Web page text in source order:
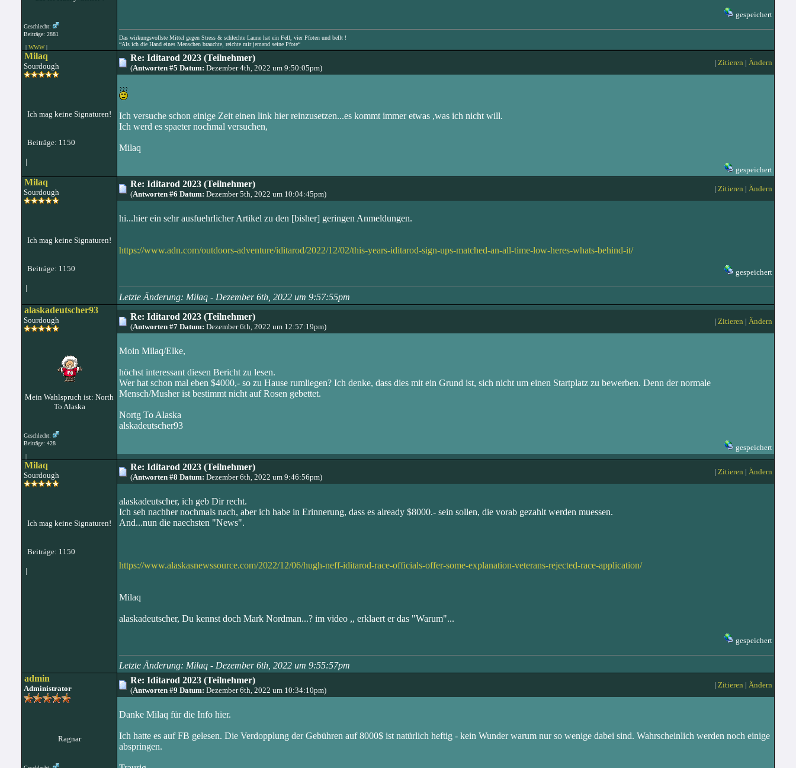
Geschlecht:
Beiträge: 2881
| WWW|
gespeichert
Das wirkungsvollste Mittel gegen Stress & schlechte Laune hat ein Fell, vier Pfoten und bellt !
“Als ich die Hand eines Menschen brauchte, reichte mir jemand seine Pfote“
Milaq
Sourdough
Ich mag keine Signaturen!
Beiträge: 1150
|
Re: Iditarod 2023 (Teilnehmer)
(Antworten #5 Datum: Dezember 4th, 2022 um 9:50:05pm)
| Zitieren | Ändern
Ich versuche schon einige Zeit einen link hier reinzusetzen...es kommt immer etwas ,was ich nicht will.
Ich werd es spaeter nochmal versuchen,
Milaq
gespeichert
Milaq
Sourdough
Ich mag keine Signaturen!
Beiträge: 1150
|
Re: Iditarod 2023 (Teilnehmer)
(Antworten #6 Datum: Dezember 5th, 2022 um 10:04:45pm)
| Zitieren | Ändern
hi...hier ein sehr ausfuehrlicher Artikel zu den [bisher] geringen Anmeldungen.
https://www.adn.com/outdoors-adventure/iditarod/2022/12/02/this-years-iditarod-sign-ups-matched-an-all-time-low-heres-whats-behind-it/
gespeichert
Letzte Änderung: Milaq - Dezember 6th, 2022 um 9:57:55pm
alaskadeutscher93
Sourdough
Mein Wahlspruch ist: North
To Alaska
Geschlecht:
Beiträge: 428
|
Re: Iditarod 2023 (Teilnehmer)
(Antworten #7 Datum: Dezember 6th, 2022 um 12:57:19pm)
| Zitieren | Ändern
Moin Milaq/Elke,
höchst interessant diesen Bericht zu lesen.
Wer hat schon mal eben $4000,- so zu Hause rumliegen? Ich denke, dass dies mit ein Grund ist, sich nicht um einen Startplatz zu bewerben. Denn der normale
Mensch/Musher ist bestimmt nicht auf Rosen gebettet.
Nortg To Alaska
alskadeutscher93
gespeichert
Milaq
Sourdough
Ich mag keine Signaturen!
Beiträge: 1150
|
Re: Iditarod 2023 (Teilnehmer)
(Antworten #8 Datum: Dezember 6th, 2022 um 9:46:56pm)
| Zitieren | Ändern
alaskadeutscher, ich geb Dir recht.
Ich seh nachher nochmals nach, aber ich habe in Erinnerung, dass es already $8000.- sein sollen, die vorab gezahlt werden muessen.
And...nun die naechsten "News".
https://www.alaskasnewssource.com/2022/12/06/hugh-neff-iditarod-race-officials-offer-some-explanation-veterans-rejected-race-application/
Milaq
alaskadeutscher, Du kennst doch Mark Nordman...? im video ,, erklaert er das "Warum"...
gespeichert
Letzte Änderung: Milaq - Dezember 6th, 2022 um 9:55:57pm
admin
Administrator
Ragnar
Re: Iditarod 2023 (Teilnehmer)
(Antworten #9 Datum: Dezember 6th, 2022 um 10:34:10pm)
| Zitieren | Ändern
Danke Milaq für die Info hier.
Ich hatte es auf FB gelesen. Die Verdopplung der Gebühren auf 8000$ ist natürlich heftig - kein Wunder warum nur so wenige dabei sind. Wahrscheinlich werden noch einige
abspringen.